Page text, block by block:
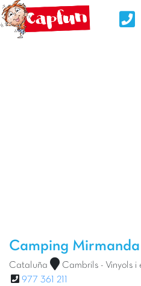
Camping Mirmanda
Cataluña
Cambrils - Vinyols i
977 361 211